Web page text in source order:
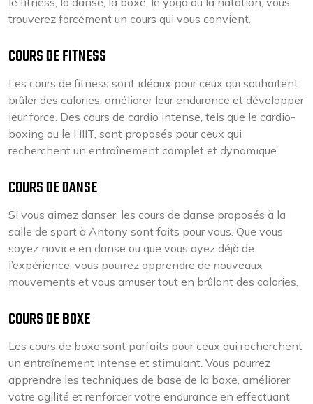
trouverez forcément un cours qui vous convient.
COURS DE FITNESS
Les cours de fitness sont idéaux pour ceux qui souhaitent
brûler des calories, améliorer leur endurance et développer
leur force. Des cours de cardio intense, tels que le cardio-
boxing ou le HIIT, sont proposés pour ceux qui
recherchent un entraînement complet et dynamique.
COURS DE DANSE
Si vous aimez danser, les cours de danse proposés à la
salle de sport à Antony sont faits pour vous. Que vous
soyez novice en danse ou que vous ayez déjà de
l’expérience, vous pourrez apprendre de nouveaux
mouvements et vous amuser tout en brûlant des calories.
COURS DE BOXE
Les cours de boxe sont parfaits pour ceux qui recherchent
un entraînement intense et stimulant. Vous pourrez
apprendre les techniques de base de la boxe, améliorer
votre agilité et renforcer votre endurance en effectuant